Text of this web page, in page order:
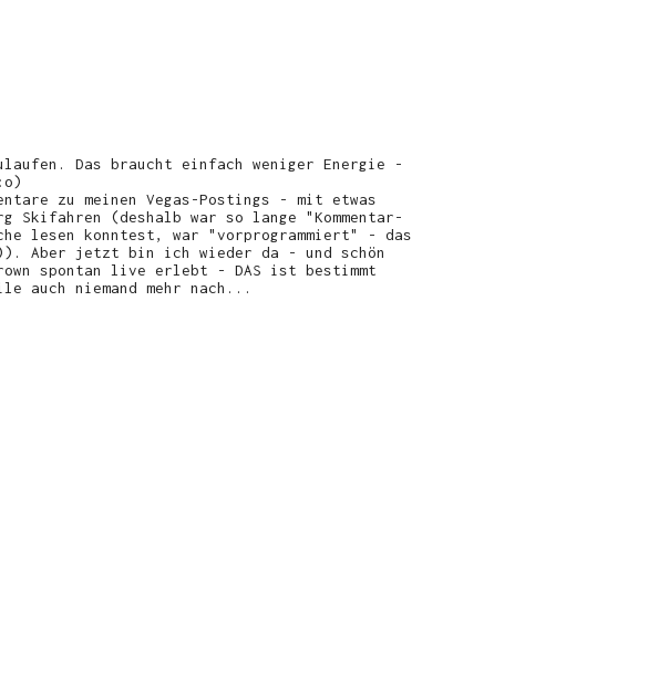
Das braucht einfach weniger Energie -
zu meinen Vegas-Postings - mit etwas
(deshalb war so lange "Kommentar-
lesen konntest, war "vorprogrammiert" - das
Aber jetzt bin ich wieder da - und schön
spontan live erlebt - DAS ist bestimmt
auch niemand mehr nach...